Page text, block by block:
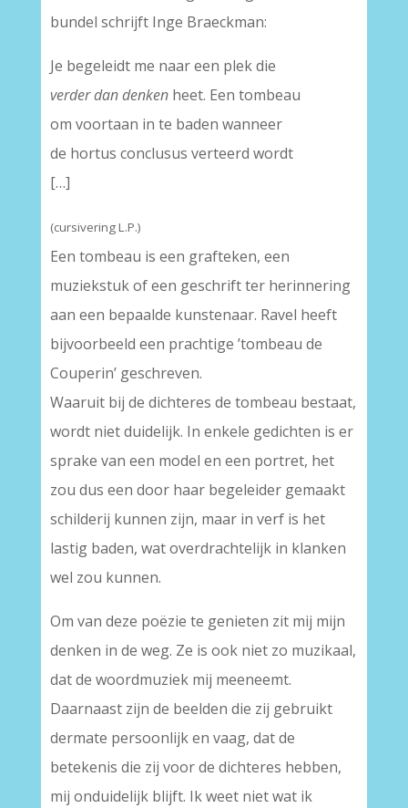
bundel schrijft Inge Braeckman:
Je begeleidt me naar een plek die
verder dan denkenheet. Een tombeau
om voortaan in te baden wanneer
de hortus conclusus verteerd wordt
[…]
(cursivering L.P.)
Een tombeau is een grafteken, een
muziekstuk of een geschrift ter herinnering
aan een bepaalde kunstenaar. Ravel heeft
bijvoorbeeld een prachtige ’tombeau de
Couperin’ geschreven.
Waaruit bij de dichteres de tombeau bestaat,
wordt niet duidelijk. In enkele gedichten is er
sprake van een model en een portret, het
zou dus een door haar begeleider gemaakt
schilderij kunnen zijn, maar in verf is het
lastig baden, wat overdrachtelijk in klanken
wel zou kunnen.
Om van deze poëzie te genieten zit mij mijn
denken in de weg. Ze is ook niet zo muzikaal,
dat de woordmuziek mij meeneemt.
Daarnaast zijn de beelden die zij gebruikt
dermate persoonlijk en vaag, dat de
betekenis die zij voor de dichteres hebben,
mij onduidelijk blijft. Ik weet niet wat ik